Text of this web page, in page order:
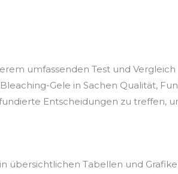
umfassenden Test und Vergleich
Gele in Sachen Qualität,
Entscheidungen zu treffen,
übersichtlichen Tabellen und